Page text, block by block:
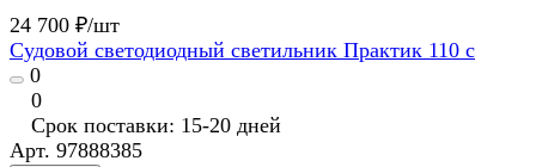
24 700 ₽/шт
Судовой светодиодный светильник Практик 110 с
0
0
Срок поставки: 15-20 дней
Арт. 97888385